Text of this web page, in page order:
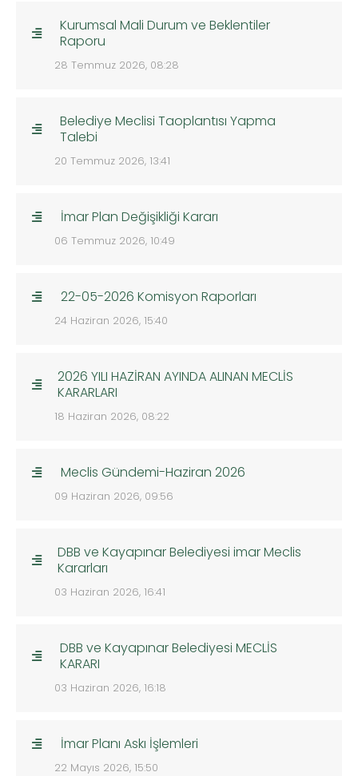
Kurumsal Mali Durum ve Beklentiler
Raporu
28 Temmuz 2026, 08:28
Belediye Meclisi Taoplantısı Yapma
Talebi
20 Temmuz 2026, 13:41
İmar Plan Değişikliği Kararı
06 Temmuz 2026, 10:49
22-05-2026 Komisyon Raporları
24 Haziran 2026, 15:40
2026 YILI HAZİRAN AYINDA ALINAN MECLİS
KARARLARI
18 Haziran 2026, 08:22
Meclis Gündemi-Haziran 2026
09 Haziran 2026, 09:56
DBB ve Kayapınar Belediyesi imar Meclis
Kararları
03 Haziran 2026, 16:41
DBB ve Kayapınar Belediyesi MECLİS
KARARI
03 Haziran 2026, 16:18
İmar Planı Askı İşlemleri
22 Mayıs 2026, 15:50